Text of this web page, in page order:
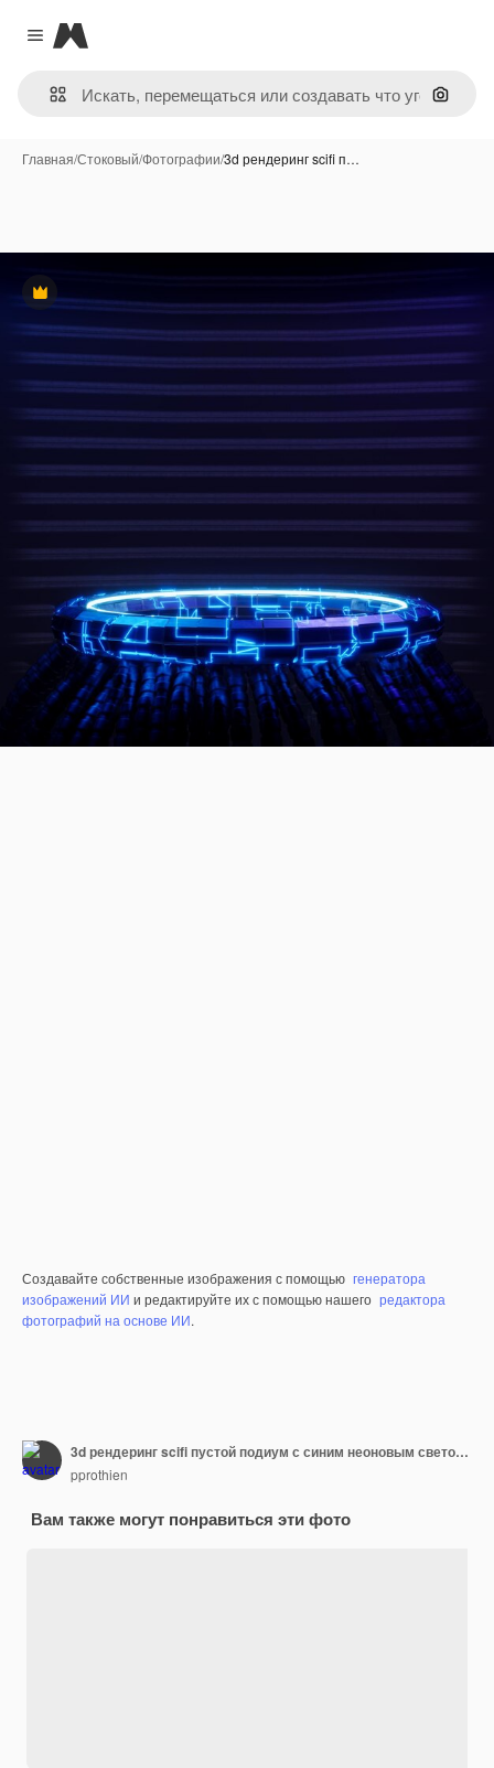
Close menu
Magnific
Поиск
Главная/Стоковый/Фотографии/3d рендеринг scifi п…
Премиум
Создавайте собственные изображения с помощью генератора
изображений ИИ и редактируйте их с помощью нашего редактора
фотографий на основе ИИ.
3d рендеринг scifi пустой подиум с синим неоновым светом для демонстрации продукта
pprothien
Вам также могут понравиться эти фото